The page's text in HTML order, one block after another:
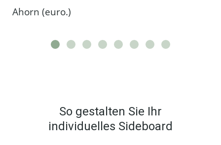
Ahorn (euro.)
So gestalten Sie Ihr
individuelles Sideboard